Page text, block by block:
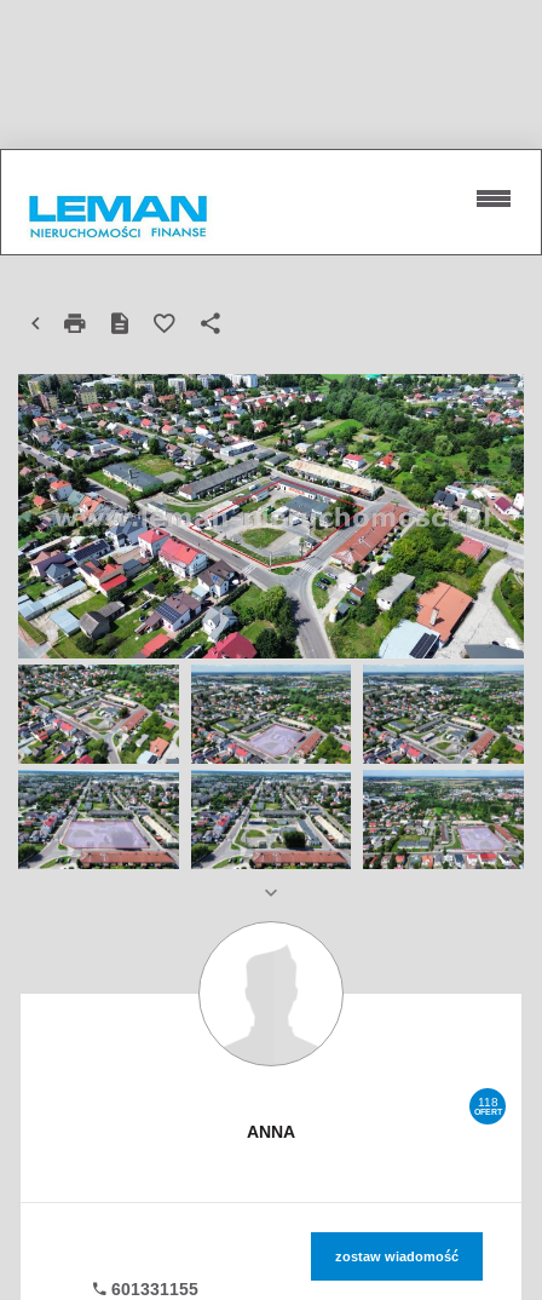
RADZYŃ PODLASKI, KOSZARY
118
OFERT
ANNA
601331155
zostaw wiadomość